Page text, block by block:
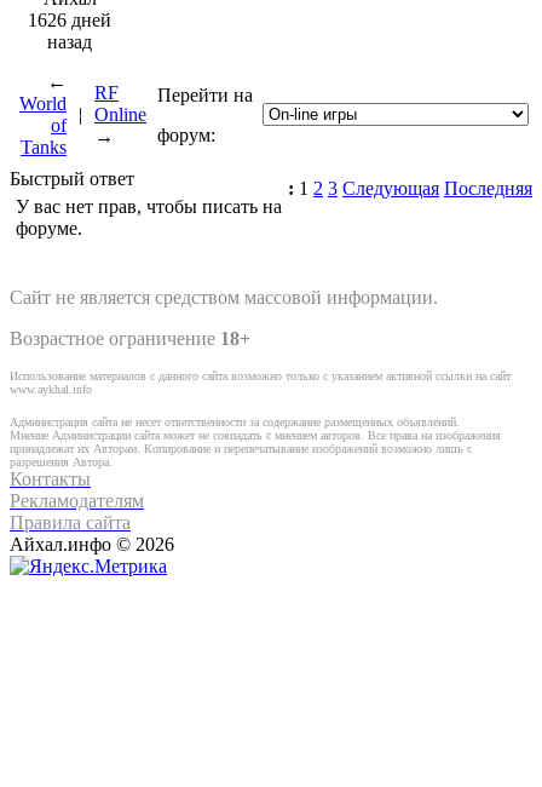
1626 дней
назад
←
World
of
Tanks
|
RF
Online
→
Перейти на
форум:
: 1 2 3 Следующая Последняя
Быстрый ответ
У вас нет прав, чтобы писать на
форуме.
Сайт не является средством массовой информации.
Возрастное ограничение 18+
Использование материалов с данного сайта возможно только с указанием активной ссылки на сайт
www.aykhal.info
Администрация сайта не несет ответственности за содержание размещенных объявлений.
Мнение Администрации сайта может не совпадать с мнением авторов. Все права на изображения
принадлежат их Авторам. Копирование и перепечатывание изображений возможно лишь с
разрешения Автора.
Контакты
Рекламодателям
Правила сайта
Айхал.инфо © 2026